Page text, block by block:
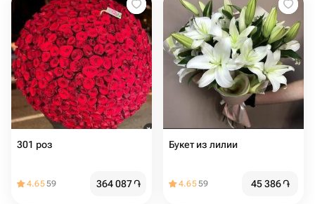
301 роз
4.6559 364 087֏
Букет из лилии
4.6559 45 386֏